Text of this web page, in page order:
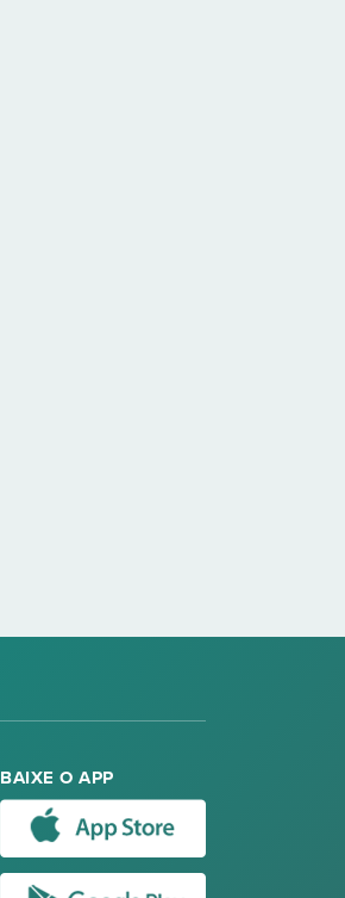
BAIXE O APP